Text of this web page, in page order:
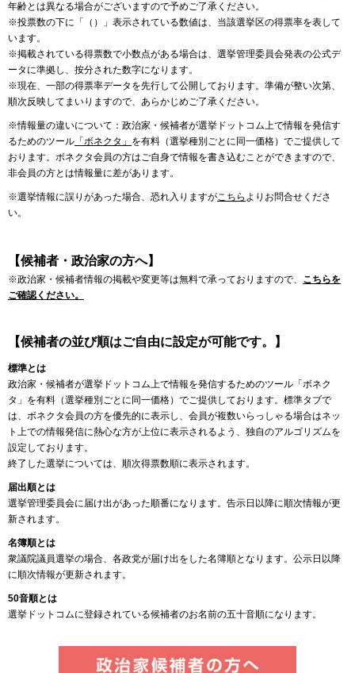
年齢とは異なる場合がございますので予めご了承ください。
※投票数の下に「（）」表示されている数値は、当該選挙区の得票率を表して
います。
※掲載されている得票数で小数点がある場合は、選挙管理委員会発表の公式デ
ータに準拠し、按分された数字になります。
※現在、一部の得票率データを先行して公開しております。準備が整い次第、
順次反映してまいりますので、あらかじめご了承ください。
※情報量の違いについて：政治家・候補者が選挙ドットコム上で情報を発信す
るためのツール 「ボネクタ」 を有料（選挙種別ごとに同一価格）でご提供して
おります。ボネクタ会員の方はご自身で情報を書き込むことができますので、
非会員の方とは情報量に差があります。
※選挙情報に誤りがあった場合、恐れ入りますがこちら よりお問合せくださ
い。
【候補者・政治家の方へ】
※政治家・候補者情報の掲載や変更等は無料で承っておりますので、 こちらを
ご確認ください。
【候補者の並び順はご自由に設定が可能です。】
標準とは
政治家・候補者が選挙ドットコム上で情報を発信するためのツール「ボネク
タ」を有料（選挙種別ごとに同一価格）でご提供しております。標準タブで
は、ボネクタ会員の方を優先的に表示し、会員が複数いらっしゃる場合はネッ
ト上での情報発信に熱心な方が上位に表示されるよう、独自のアルゴリズムを
設定しております。
終了した選挙については、順次得票数順に表示されます。
届出順とは
選挙管理委員会に届け出があった順番になります。告示日以降に順次情報が更
新されます。
名簿順とは
衆議院議員選挙の場合、各政党が届け出をした名簿順となります。公示日以降
に順次情報が更新されます。
50音順とは
選挙ドットコムに登録されている候補者のお名前の五十音順になります。